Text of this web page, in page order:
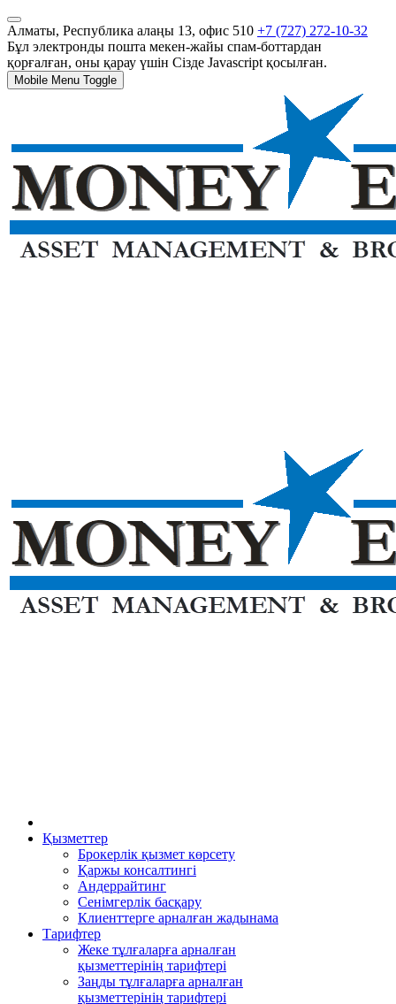
Алматы, Республика алаңы 13, офис 510 +7 (727) 272-10-32
Бұл электронды пошта мекен-жайы спам-боттардан
қорғалған, оны қарау үшін Сізде Javascript қосылған.
Mobile Menu Toggle
Қызметтер
Брокерлік қызмет көрсету
Қаржы консалтингі
Андеррайтинг
Сенімгерлік басқару
Клиенттерге арналған жадынама
Тарифтер
Жеке тұлғаларға арналған
қызметтерінің тарифтері
Заңды тұлғаларға арналған
қызметтерінің тарифтері